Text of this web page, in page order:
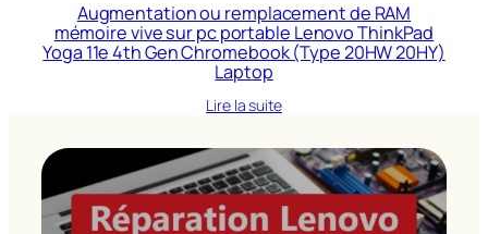
Augmentation ou remplacement de RAM
mémoire vive sur pc portable Lenovo ThinkPad
Yoga 11e 4th Gen Chromebook (Type 20HW 20HY)
Laptop
Lire la suite